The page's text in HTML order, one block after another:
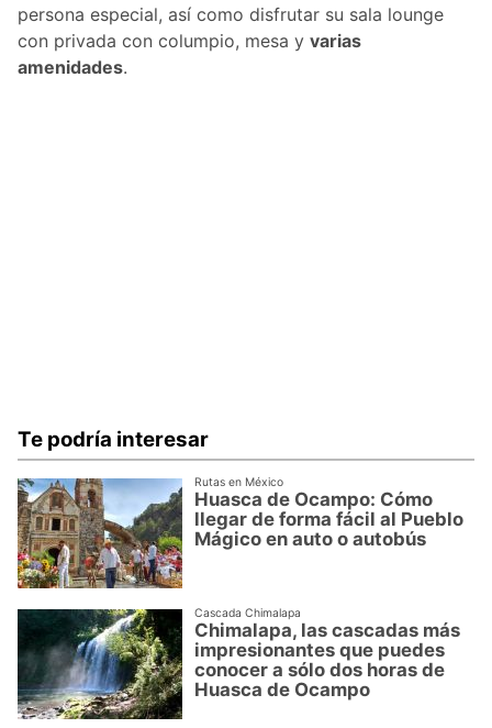
persona especial, así como disfrutar su sala lounge
con privada con columpio, mesa y varias
amenidades.
Te podría interesar
Rutas en México
Huasca de Ocampo: Cómo
llegar de forma fácil al Pueblo
Mágico en auto o autobús
Cascada Chimalapa
Chimalapa, las cascadas más
impresionantes que puedes
conocer a sólo dos horas de
Huasca de Ocampo